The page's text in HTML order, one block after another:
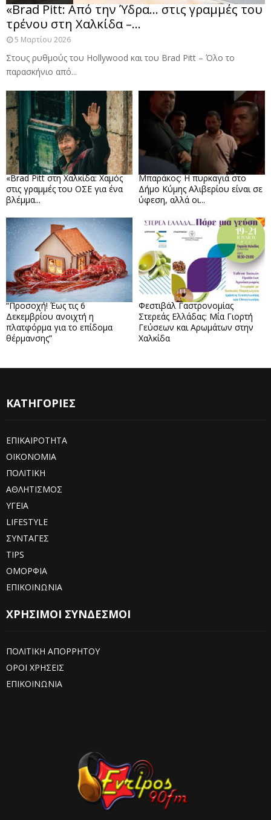
«Brad Pitt: Από την Ύδρα… στις γραμμές του
τρένου στη Χαλκίδα –...
5 Μαρτίου 2026
Στους ρυθμούς του Hollywood και του Brad Pitt – Όλο το
παρασκήνιο από...
«Brad Pitt στη Χαλκίδα: Χαμός
στις γραμμές του ΟΣΕ για ένα
βλέμμα...
Μπαράκος: Η πυρκαγιά στο
Δήμο Κύμης Αλιβερίου είναι σε
ύφεση, αλλά οι...
“Προσοχή! Έως τις 6
Δεκεμβρίου ανοιχτή η
πλατφόρμα για το επίδομα
θέρμανσης”
Φεστιβάλ Γαστρονομίας
Στερεάς Ελλάδας: Μία Γιορτή
Γεύσεων και Αρωμάτων στην
Χαλκίδα
ΚΑΤΗΓΟΡΙΕΣ
ΕΠΙΚΑΙΡΟΤΗΤΑ
ΟΙΚΟΝΟΜΙΑ
ΠΟΛΙΤΙΚΗ
ΑΘΛΗΤΙΣΜΟΣ
ΥΓΕΙΑ
LIFESTYLE
ΣΥΝΤΑΓΕΣ
TIPS
ΟΜΟΡΦΙΑ
ΕΠΙΚΟΙΝΩΝΙΑ
ΧΡΗΣΙΜΟΙ ΣΥΝΔΕΣΜΟΙ
ΠΟΛΙΤΙΚΗ ΑΠΟΡΡΗΤΟΥ
ΟΡΟΙ ΧΡΗΣΕΙΣ
ΕΠΙΚΟΙΝΩΝΙΑ